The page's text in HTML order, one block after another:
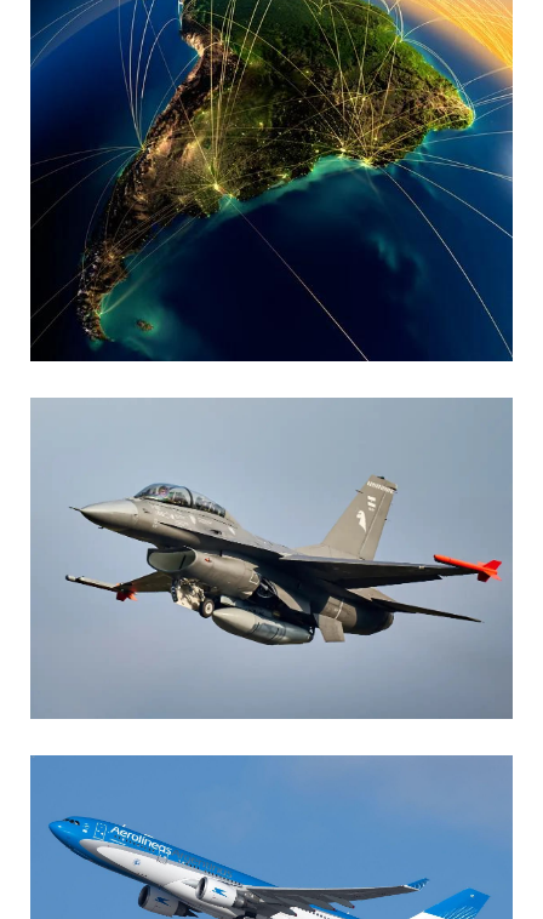
MARIA SONZINI
Aviación Comercial
Aviación General
AGUSTIN BOFFI
Aviación Militar, Fuerza Aérea Argentina